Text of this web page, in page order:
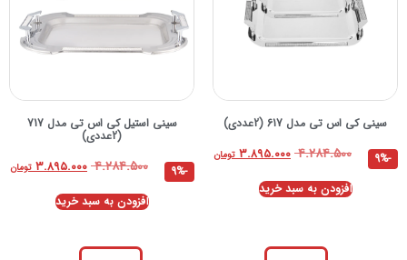
سینی کی اس تی مدل 617 (2عددی)
۴.۲۸۴.۵۰۰ ۳.۸۹۵.۰۰۰ تومان
-9%
افزودن به سبد خرید
سینی استیل کی اس تی مدل 717
(2عددی)
۴.۲۸۴.۵۰۰ ۳.۸۹۵.۰۰۰ تومان
-9%
افزودن به سبد خرید